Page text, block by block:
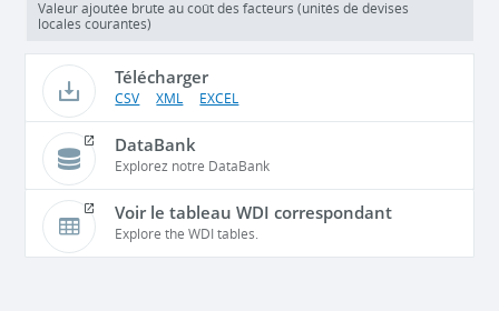
Valeur ajoutée brute au coût des facteurs (unités de devises
locales courantes)
Télécharger
CSV XML EXCEL
DataBank
Explorez notre DataBank
Voir le tableau WDI correspondant
Explore the WDI tables.